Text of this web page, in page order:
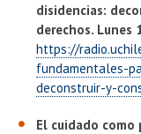
disidencias:
derechos. Lunes
https://
fundamentales-
deconstruir-y-
El cuidado